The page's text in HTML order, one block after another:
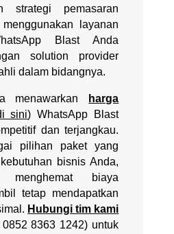
strategi pemasaran
layanan
Blast Anda
solution provider
dalam bidangnya.
menawarkan
harga
sini) WhatsApp Blast
dan terjangkau.
pilihan paket yang
bisnis Anda,
biaya
tetap mendapatkan
Hubungi tim kami
0852 8363 1242) untuk